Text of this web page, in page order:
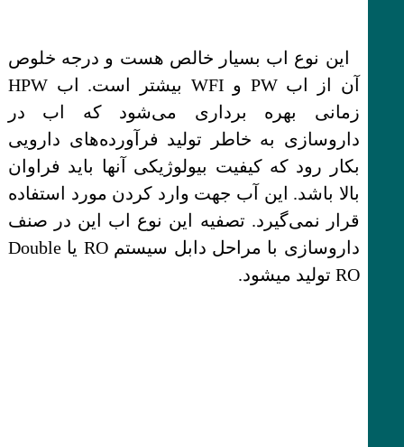
این نوع اب بسیار خالص هست و درجه خلوص
آن از اب PW و WFI بیشتر است. اب HPW
زمانی بهره برداری می‌شود که اب در
داروسازی به خاطر تولید فرآورده‌های دارویی
بکار رود که کیفیت بیولوژیکی آنها باید فراوان
بالا باشد. این آب جهت وارد کردن مورد استفاده
قرار نمی‌گیرد. تصفیه این نوع اب این در صنف
داروسازی با مراحل دابل سیستم RO یا Double
RO تولید میشود.